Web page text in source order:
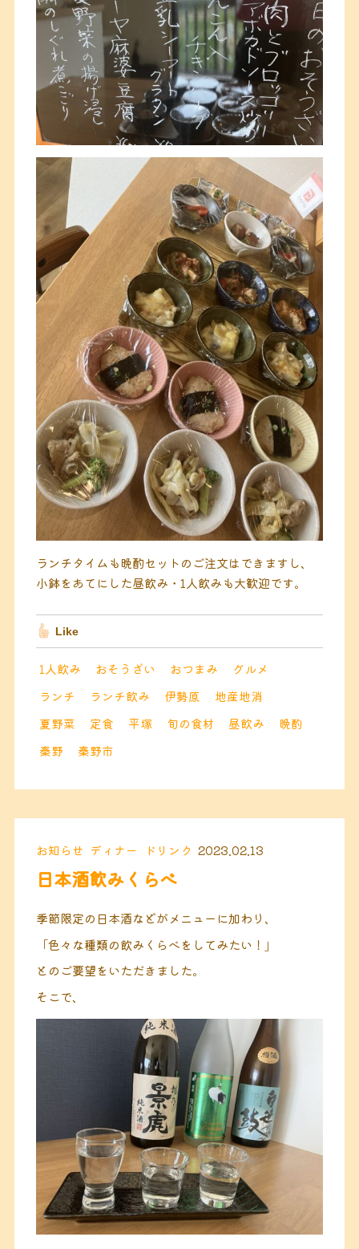
ランチタイムも晩酌セットのご注文はできますし、
小鉢をあてにした昼飲み・1人飲みも大歓迎です。
Like
1人飲み おそうざい おつまみ
グルメ
ランチ
ランチ飲み 伊勢原
地産地消
夏野菜
定食 平塚 旬の食材 昼飲み
晩酌
秦野
秦野市
お知らせ ディナー ドリンク 2023.02.13
日本酒飲みくらべ
季節限定の日本酒などがメニューに加わり、
「色々な種類の飲みくらべをしてみたい！」
とのご要望をいただきました。
そこで、